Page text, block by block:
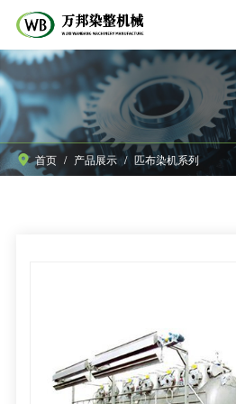
首页 / 产品展示 / 匹布染机系列